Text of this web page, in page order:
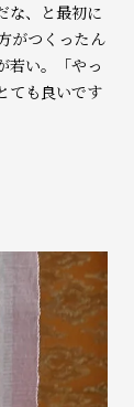
な、と最初に
がつくったん
若い。「やっ
ても良いです